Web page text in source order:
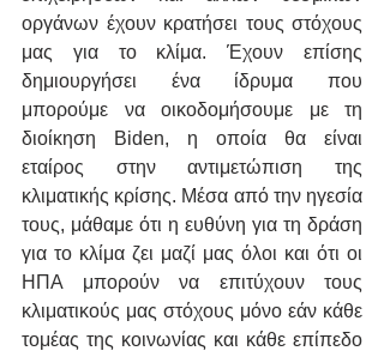
οργάνων έχουν κρατήσει τους στόχους
μας για το κλίμα. Έχουν επίσης
δημιουργήσει ένα ίδρυμα που
μπορούμε να οικοδομήσουμε με τη
διοίκηση Biden, η οποία θα είναι
εταίρος στην αντιμετώπιση της
κλιματικής κρίσης. Μέσα από την ηγεσία
τους, μάθαμε ότι η ευθύνη για τη δράση
για το κλίμα ζει μαζί μας όλοι και ότι οι
ΗΠΑ μπορούν να επιτύχουν τους
κλιματικούς μας στόχους μόνο εάν κάθε
τομέας της κοινωνίας και κάθε επίπεδο